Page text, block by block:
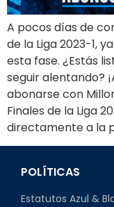
A pocos días de
de la Liga 2023-1,
esta fase. ¿Estás
seguir alentando?
abonarse con
Finales de la Liga
directamente a la
POLÍTICAS
Estatutos Azul &